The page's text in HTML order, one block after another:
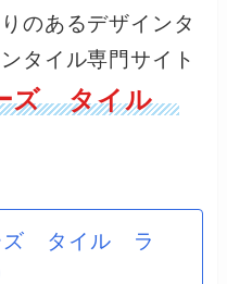
のあるデザインタ
タイル専門サイト
ーズ タイル
ズ タイル ラ